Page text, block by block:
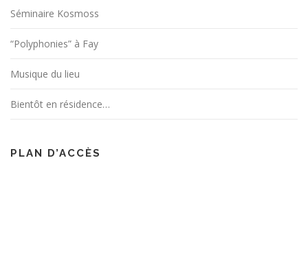
Séminaire Kosmoss
“Polyphonies” à Fay
Musique du lieu
Bientôt en résidence…
PLAN D’ACCÈS